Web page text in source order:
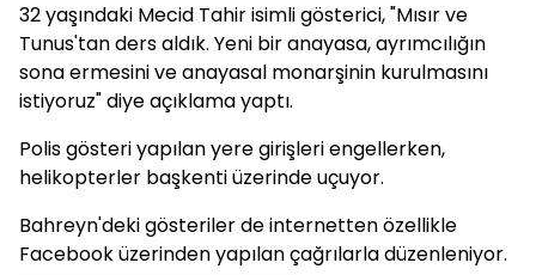
32 yaşındaki Mecid Tahir isimli gösterici, "Mısır ve
Tunus'tan ders aldık. Yeni bir anayasa, ayrımcılığın
sona ermesini ve anayasal monarşinin kurulmasını
istiyoruz" diye açıklama yaptı.
Polis gösteri yapılan yere girişleri engellerken,
helikopterler başkenti üzerinde uçuyor.
Bahreyn'deki gösteriler de internetten özellikle
Facebook üzerinden yapılan çağrılarla düzenleniyor.